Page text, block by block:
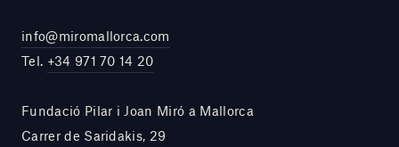
info@miromallorca.com
Tel. +34 971 70 14 20
Fundació Pilar i Joan Miró a Mallorca
Carrer de Saridakis, 29